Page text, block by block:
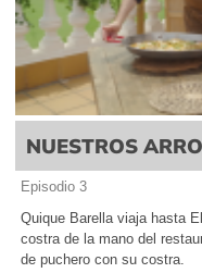
NUESTROS
Episodio 3
Quique Barella viaja hasta
costra de la mano del
de puchero con su costra.